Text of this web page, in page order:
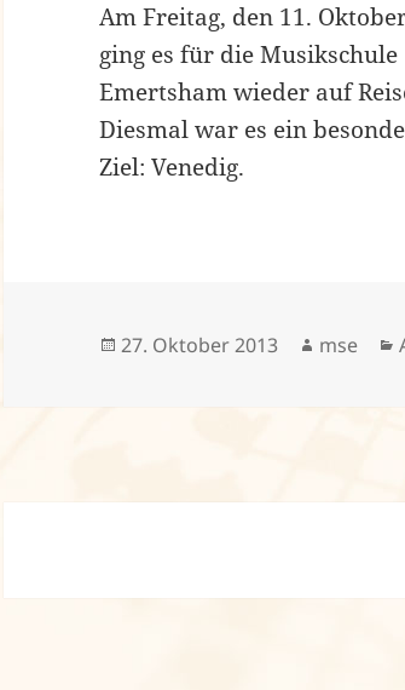
Am Freitag, den 11.
ging es für die Musikschule
Emertsham wieder auf
Diesmal war es ein
Ziel: Venedig.
Veröffentlicht
27. Oktober 2013 Autor
mse